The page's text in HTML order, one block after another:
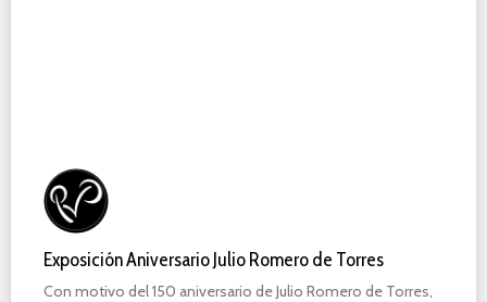
Exposición Aniversario Julio Romero de Torres
Con motivo del 150 aniversario de Julio Romero de Torres,